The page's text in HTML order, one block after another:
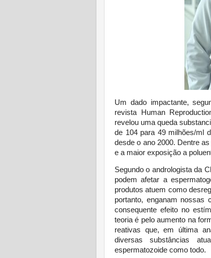
Um dado impactante,
revista Human
revelou uma queda
de 104 para 49 milhões/ml
desde o ano 2000. Dentre
e a maior exposição a
Segundo o andrologista da
podem afetar a
produtos atuem como
portanto, enganam nossas
consequente efeito no
teoria é pelo aumento na
reativas que, em última
diversas substâncias
espermatozoide como todo.